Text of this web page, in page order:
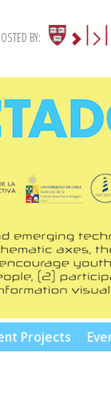
BY:
Projects